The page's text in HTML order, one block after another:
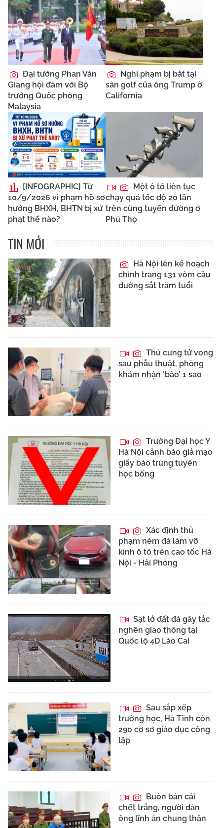
Đại tướng Phan Văn
Giang hội đàm với Bộ
trưởng Quốc phòng
Malaysia
Nghi phạm bị bắt tại
sân golf của ông Trump ở
California
[INFOGRAPHIC] Từ
10/9/2026 vi phạm hồ sơ
hưởng BHXH, BHTN bị xử
phạt thế nào?
Một ô tô liên tục
chạy quá tốc độ 20 lần
trên cùng tuyến đường ở
Phú Thọ
TIN MỚI
Hà Nội lên kế hoạch
chỉnh trang 131 vòm cầu
đường sắt trăm tuổi
Thú cưng tử vong
sau phẫu thuật, phòng
khám nhận ‘bão’ 1 sao
Trường Đại học Y
Hà Nội cảnh báo giả mạo
giấy báo trúng tuyển
học bổng
Xác định thủ
phạm ném đá làm vỡ
kính ô tô trên cao tốc Hà
Nội - Hải Phòng
Sạt lở đất đá gây tắc
nghẽn giao thông tại
Quốc lộ 4D Lào Cai
Sau sắp xếp
trường học, Hà Tĩnh còn
290 cơ sở giáo dục công
lập
Buôn bán cái
chết trắng, người đàn
ông lĩnh án chung thân